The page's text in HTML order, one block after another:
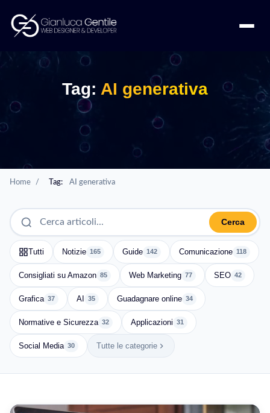
Tag: AI generativa
Home / Tag: AI generativa
Cerca
Tutti Notizie 165 Guide 142 Comunicazione 118
Consigliati su Amazon 85 Web Marketing 77 SEO 42
Grafica 37 AI 35 Guadagnare online 34
Normative e Sicurezza 32 Applicazioni 31
Social Media 30 Tutte le categorie